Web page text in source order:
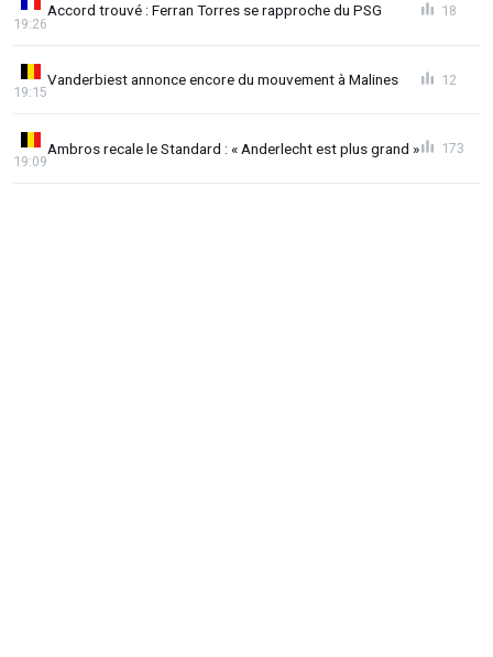
Accord trouvé : Ferran Torres se rapproche du PSG
19:26
18
Vanderbiest annonce encore du mouvement à Malines
19:15
12
Ambros recale le Standard : « Anderlecht est plus grand »
19:09
173